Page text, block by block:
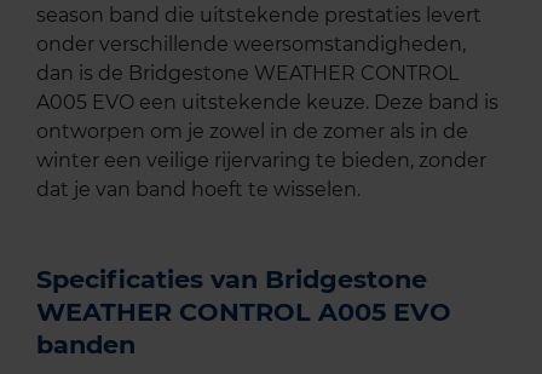
season band die uitstekende prestaties levert
onder verschillende weersomstandigheden,
dan is de Bridgestone WEATHER CONTROL
A005 EVO een uitstekende keuze. Deze band is
ontworpen om je zowel in de zomer als in de
winter een veilige rijervaring te bieden, zonder
dat je van band hoeft te wisselen.
Specificaties van Bridgestone
WEATHER CONTROL A005 EVO
banden